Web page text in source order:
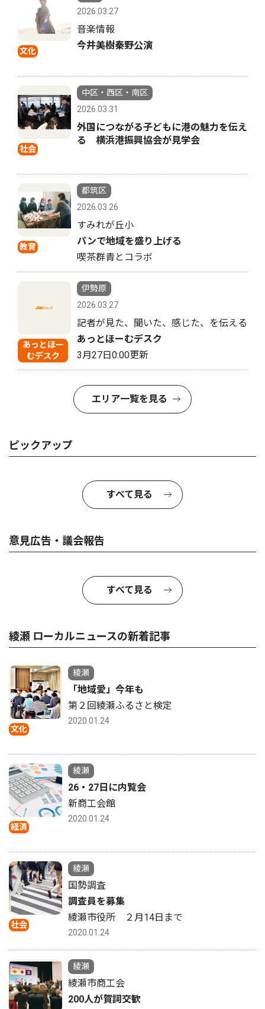
文化
2026.03.27
音楽情報
今井美樹秦野公演
社会
中区・西区・南区
2026.03.31
外国につながる子どもに港の魅力を伝え
る 横浜港振興協会が見学会
教育
都筑区
2026.03.26
すみれが丘小
パンで地域を盛り上げる
喫茶群青とコラボ
あっとほー
むデスク
伊勢原
2026.03.27
記者が見た、聞いた、感じた、を伝える
あっとほーむデスク
3月27日0:00更新
エリア一覧を見る
ピックアップ
すべて見る
意見広告・議会報告
すべて見る
綾瀬 ローカルニュースの新着記事
文化
綾瀬
「地域愛」今年も
第２回綾瀬ふるさと検定
2020.01.24
経済
綾瀬
26・27日に内覧会
新商工会館
2020.01.24
社会
綾瀬
国勢調査
調査員を募集
綾瀬市役所 ２月14日まで
2020.01.24
綾瀬
綾瀬市商工会
200人が賀詞交歓